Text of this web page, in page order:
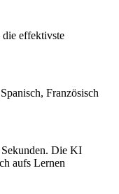
effektivste
Französisch
Die KI
aufs Lernen